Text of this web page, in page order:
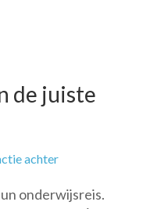
de juiste
achterop
zoek
onderwijsreis.